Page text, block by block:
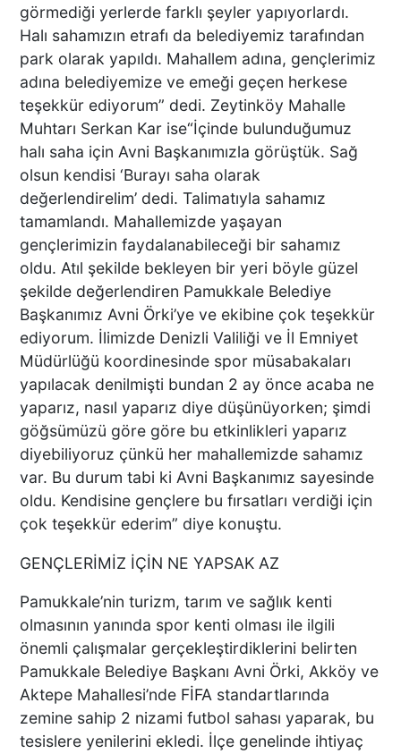
DESTEĞİ
BAŞKAN ERDOĞAN:
TİCARETİN YENİ DİLİ
DİJİTALLEŞMEDİR
DENİZLİ’NİN İLÇESİNDE KAR
YAĞIŞI BAŞLADI
PAMUKKALE’DE YÜREK
BURKAN GÖRÜNTÜ:
UYUŞTURUCU ETKİSİNDEKİ
ÇOCUK YAĞMUR ALTINDA
SAATLERCE BEKLEDİ
DENİZLİ’DE CAN PAZARI 1
ÖLÜ 4 YARALI!
Kaza Kazayı Getirdi
ZİMET GURME KASAP’TA
KURBANLIK SATIŞLARI
BAŞLADI
görmediği yerlerde farklı şeyler yapıyorlardı.
Halı sahamızın etrafı da belediyemiz tarafından
park olarak yapıldı. Mahallem adına, gençlerimiz
adına belediyemize ve emeği geçen herkese
teşekkür ediyorum” dedi. Zeytinköy Mahalle
Muhtarı Serkan Kar ise“İçinde bulunduğumuz
halı saha için Avni Başkanımızla görüştük. Sağ
olsun kendisi ‘Burayı saha olarak
değerlendirelim’ dedi. Talimatıyla sahamız
tamamlandı. Mahallemizde yaşayan
gençlerimizin faydalanabileceği bir sahamız
oldu. Atıl şekilde bekleyen bir yeri böyle güzel
şekilde değerlendiren Pamukkale Belediye
Başkanımız Avni Örki’ye ve ekibine çok teşekkür
ediyorum. İlimizde Denizli Valiliği ve İl Emniyet
Müdürlüğü koordinesinde spor müsabakaları
yapılacak denilmişti bundan 2 ay önce acaba ne
yaparız, nasıl yaparız diye düşünüyorken; şimdi
göğsümüzü göre göre bu etkinlikleri yaparız
diyebiliyoruz çünkü her mahallemizde sahamız
var. Bu durum tabi ki Avni Başkanımız sayesinde
oldu. Kendisine gençlere bu fırsatları verdiği için
çok teşekkür ederim” diye konuştu.
GENÇLERİMİZ İÇİN NE YAPSAK AZ
Pamukkale’nin turizm, tarım ve sağlık kenti
olmasının yanında spor kenti olması ile ilgili
önemli çalışmalar gerçekleştirdiklerini belirten
Pamukkale Belediye Başkanı Avni Örki, Akköy ve
Aktepe Mahallesi’nde FİFA standartlarında
zemine sahip 2 nizami futbol sahası yaparak, bu
tesislere yenilerini ekledi. İlçe genelinde ihtiyaç